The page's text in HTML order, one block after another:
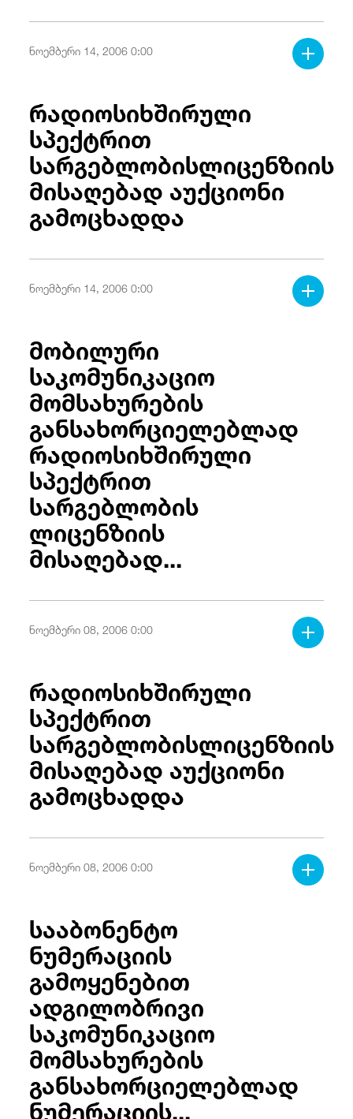
რადიოსიხშირული
სპექტრით
სარგებლობისლიცენზიის
მისაღებად აუქციონი
გამოცხადდა
ნოემბერი 14, 2006 0:00
მობილური
საკომუნიკაციო
მომსახურების
განსახორციელებლად
რადიოსიხშირული
სპექტრით
სარგებლობის
ლიცენზიის
მისაღებად...
ნოემბერი 14, 2006 0:00
რადიოსიხშირული
სპექტრით
სარგებლობისლიცენზიის
მისაღებად აუქციონი
გამოცხადდა
ნოემბერი 08, 2006 0:00
სააბონენტო
ნუმერაციის
გამოყენებით
ადგილობრივი
საკომუნიკაციო
მომსახურების
განსახორციელებლად
ნუმერაციის...
ნოემბერი 08, 2006 0:00